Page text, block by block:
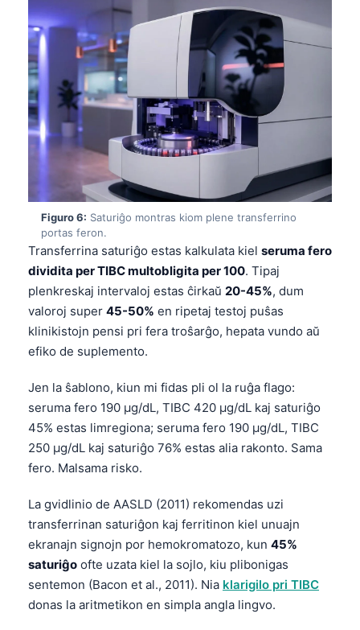
Figuro 6: Saturiĝo montras kiom plene transferrino
portas feron.
Transferrina saturiĝo estas kalkulata kiel seruma fero
dividita per TIBC multobligita per 100. Tipaj
plenkreskaj intervaloj estas ĉirkaŭ 20-45%, dum
valoroj super 45-50% en ripetaj testoj puŝas
klinikistojn pensi pri fera troŝarĝo, hepata vundo aŭ
efiko de suplemento.
Jen la ŝablono, kiun mi fidas pli ol la ruĝa flago:
seruma fero 190 µg/dL, TIBC 420 µg/dL kaj saturiĝo
45% estas limregiona; seruma fero 190 µg/dL, TIBC
250 µg/dL kaj saturiĝo 76% estas alia rakonto. Sama
fero. Malsama risko.
La gvidlinio de AASLD (2011) rekomendas uzi
transferrinan saturiĝon kaj ferritinon kiel unuajn
ekranajn signojn por hemokromatozo, kun 45%
saturiĝo ofte uzata kiel la sojlo, kiu plibonigas
sentemon (Bacon et al., 2011). Nia klarigilo pri TIBC
donas la aritmetikon en simpla angla lingvo.